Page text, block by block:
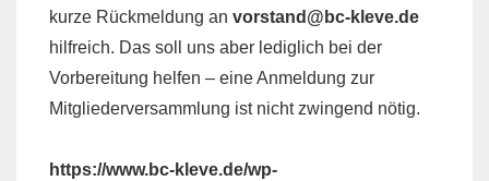
kurze Rückmeldung an vorstand@bc-kleve.de
hilfreich. Das soll uns aber lediglich bei der
Vorbereitung helfen – eine Anmeldung zur
Mitgliederversammlung ist nicht zwingend nötig.
https://www.bc-kleve.de/wp-